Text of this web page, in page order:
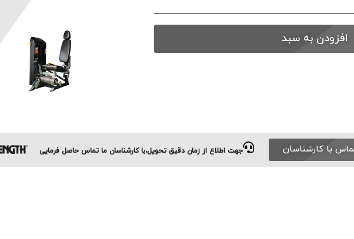
افزودن به سبد
با کارشناسان جهت اطلاع از زمان دقیق تحویل،با کارشناسان ما تماس حاصل فرمایی